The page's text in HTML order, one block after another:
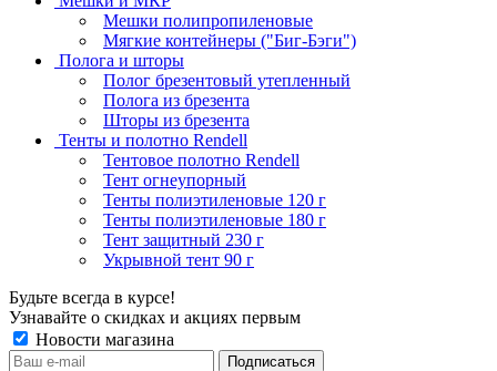
Мешки полипропиленовые
Мягкие контейнеры ("Биг-Бэги")
Полога и шторы
Полог брезентовый утепленный
Полога из брезента
Шторы из брезента
Тенты и полотно Rendell
Тентовое полотно Rendell
Тент огнеупорный
Тенты полиэтиленовые 120 г
Тенты полиэтиленовые 180 г
Тент защитный 230 г
Укрывной тент 90 г
Будьте всегда в курсе!
Узнавайте о скидках и акциях первым
Новости магазина